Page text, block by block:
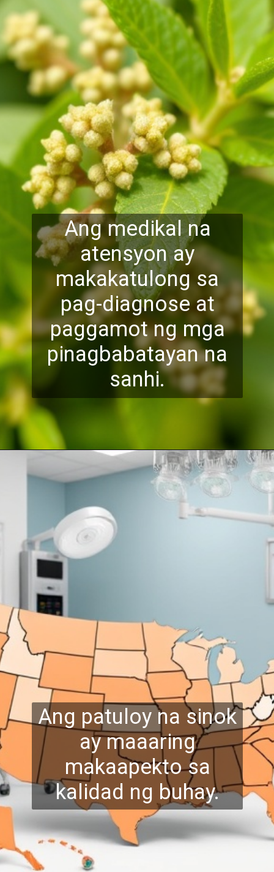
Ang medikal na
atensyon ay
makakatulong sa
pag-diagnose at
paggamot ng mga
pinagbabatayan na
sanhi.
Ang patuloy na sinok
ay maaaring
makaapekto sa
kalidad ng buhay.